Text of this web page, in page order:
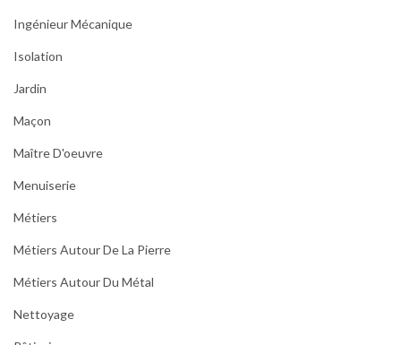
Ingénieur Mécanique
Isolation
Jardin
Maçon
Maître D'oeuvre
Menuiserie
Métiers
Métiers Autour De La Pierre
Métiers Autour Du Métal
Nettoyage